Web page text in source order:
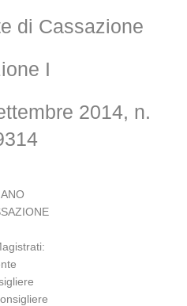
di Cassazione
I
2014, n.